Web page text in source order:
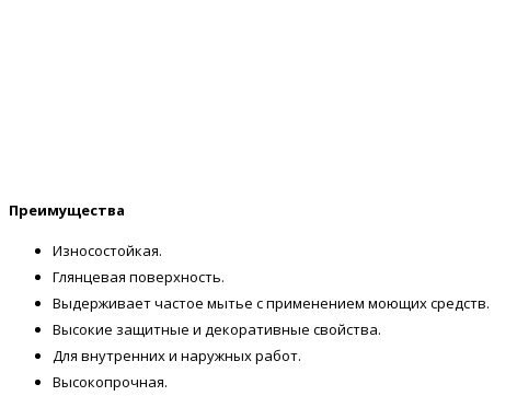
Преимущества
Износостойкая.
Глянцевая поверхность.
Выдерживает частое мытье с применением моющих средств.
Высокие защитные и декоративные свойства.
Для внутренних и наружных работ.
Высокопрочная.